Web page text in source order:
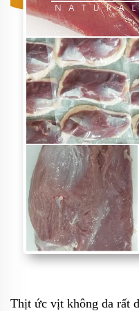
Thịt ức vịt không da rất